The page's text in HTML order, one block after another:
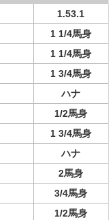
1.53.1
1 1/4馬身
1 1/4馬身
1 3/4馬身
ハナ
1/2馬身
1 3/4馬身
ハナ
2馬身
3/4馬身
1/2馬身